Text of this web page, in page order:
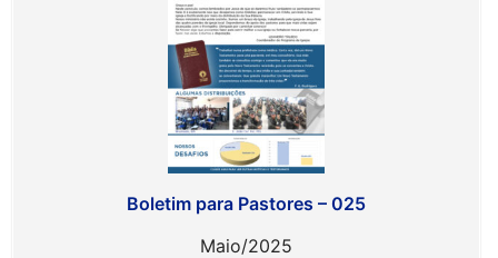
Boletim para Pastores – 025
Maio/2025